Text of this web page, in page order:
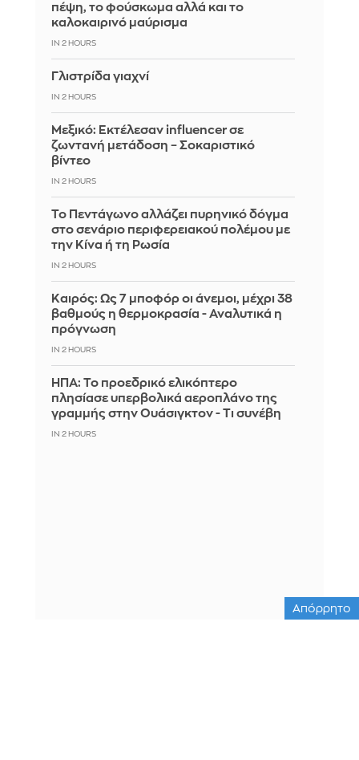
πέψη, το φούσκωμα αλλά και το
καλοκαιρινό μαύρισμα
IN 2 HOURS
Γλιστρίδα γιαχνί
IN 2 HOURS
Μεξικό: Εκτέλεσαν influencer σε
ζωντανή μετάδοση – Σοκαριστικό
βίντεο
IN 2 HOURS
Το Πεντάγωνο αλλάζει πυρηνικό δόγμα
στο σενάριο περιφερειακού πολέμου με
την Κίνα ή τη Ρωσία
IN 2 HOURS
Καιρός: Ως 7 μποφόρ οι άνεμοι, μέχρι 38
βαθμούς η θερμοκρασία - Αναλυτικά η
πρόγνωση
IN 2 HOURS
ΗΠΑ: Το προεδρικό ελικόπτερο
πλησίασε υπερβολικά αεροπλάνο της
γραμμής στην Ουάσιγκτον - Τι συνέβη
IN 2 HOURS
Απόρρητο